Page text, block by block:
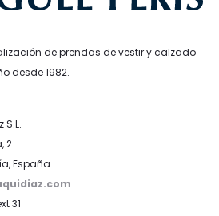
de prendas de vestir y calzado
desde 1982.
S.L.
2
España
31